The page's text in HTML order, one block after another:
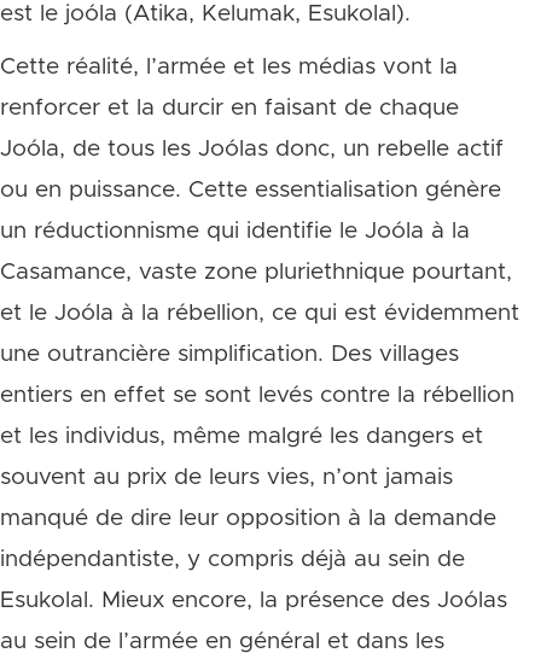
est le joóla (Atika, Kelumak, Esukolal).
Cette réalité, l’armée et les médias vont la
renforcer et la durcir en faisant de chaque
Joóla, de tous les Joólas donc, un rebelle actif
ou en puissance. Cette essentialisation génère
un réductionnisme qui identifie le Joóla à la
Casamance, vaste zone pluriethnique pourtant,
et le Joóla à la rébellion, ce qui est évidemment
une outrancière simplification. Des villages
entiers en effet se sont levés contre la rébellion
et les individus, même malgré les dangers et
souvent au prix de leurs vies, n’ont jamais
manqué de dire leur opposition à la demande
indépendantiste, y compris déjà au sein de
Esukolal. Mieux encore, la présence des Joólas
au sein de l’armée en général et dans les